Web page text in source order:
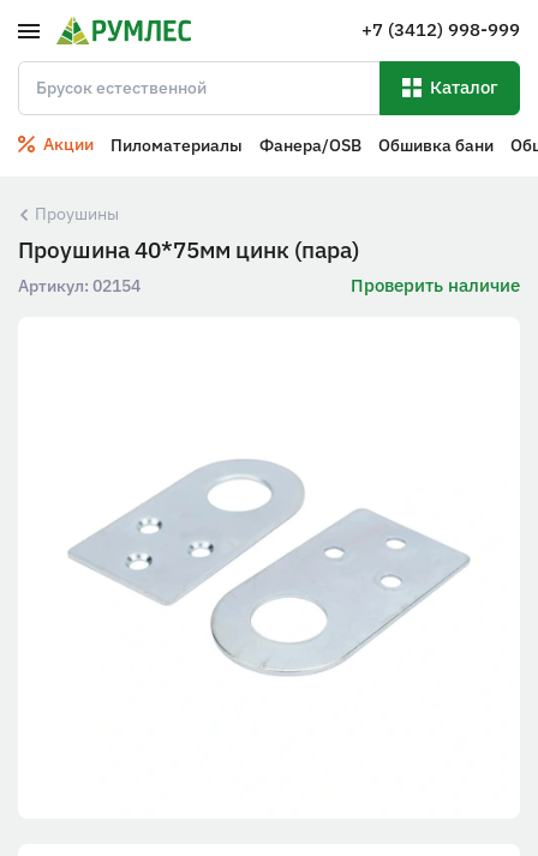
+7 (3412) 998-999
Каталог
Акции Пиломатериалы Фанера/OSB Обшивка бани
Проушины
Проушина 40*75мм цинк (пара)
Артикул: 02154 Проверить наличие